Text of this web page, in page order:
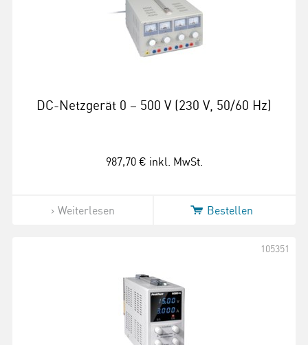
DC-Netzgerät 0 – 500 V (230 V, 50/60 Hz)
987,70 € inkl. MwSt.
Weiterlesen Bestellen
105351